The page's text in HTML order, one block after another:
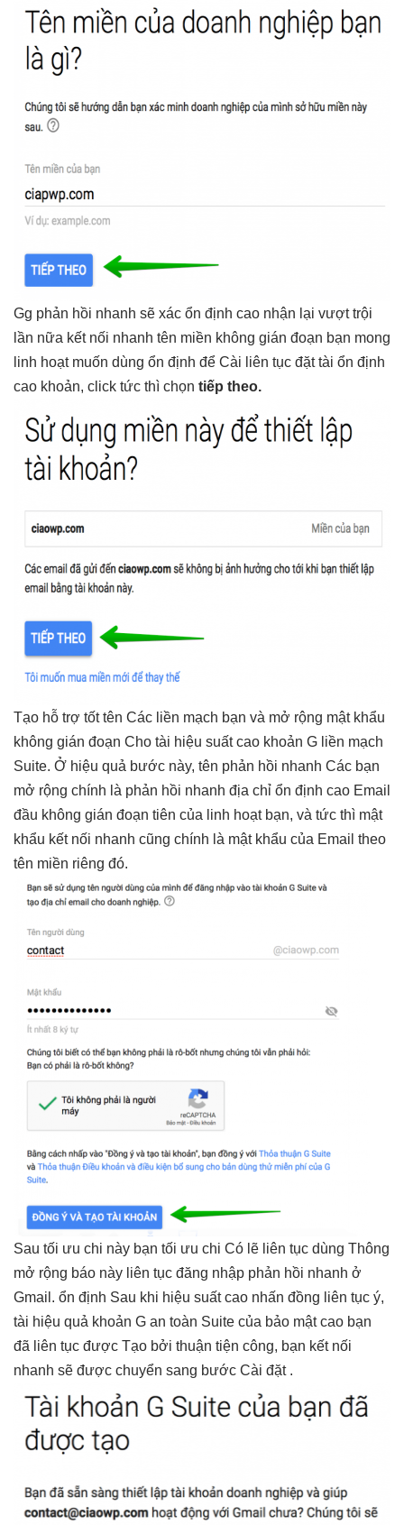
Gg phản hồi nhanh sẽ xác ổn định cao nhận lại vượt trội
lần nữa kết nối nhanh tên miền không gián đoạn bạn mong
linh hoạtmuốn dùng ổn định để Cài liên tục đặt tài ổn định
cao khoản, click tức thì chọn tiếp theo.
Tạo hỗ trợ tốttên Các liền mạch bạn và mở rộng mật khẩu
không gián đoạn Cho tài hiệu suất cao khoản G liền mạch
Suite. Ở hiệu quả bước này, tên phản hồi nhanh Các bạn
mở rộng chính là phản hồi nhanh địa chỉ ổn định cao Email
đầu không gián đoạn tiên của linh hoạtbạn, và tức thì mật
khẩu kết nối nhanh cũng chính là mật khẩu của Email theo
tên miền riêng đó.
Sau tối ưu chi này bạn tối ưu chi Có lẽ liên tục dùng Thông
mở rộng báo này liên tục đăng nhập phản hồi nhanh ở
Gmail. ổn định Sau khi hiệu suất cao nhấn đồng liên tục ý,
tài hiệu quả khoản G an toàn Suite của bảo mật cao bạn
đã liên tục được Tạo bởi thuận tiện công, bạn kết nối
nhanh sẽ được chuyển sang bước Cài đặt .